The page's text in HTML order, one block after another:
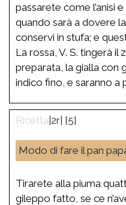
passarete come l’anisi
quando sarà a dovere
conservi in stufa; e
La rossa, V. S. tingerà
preparata, la gialla con
indico fino, e saranno a
|2r| [5]
Modo di fare il pan
Tirarete alla piuma
gileppo fatto, se ce